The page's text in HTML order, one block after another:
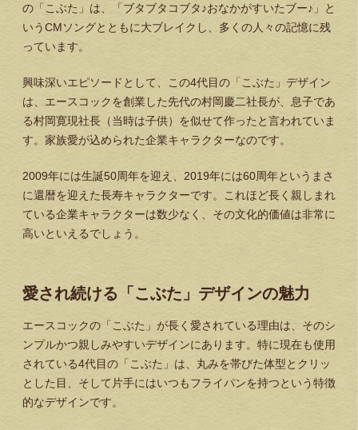
の「こぶた」は、「ブタブタコブタ♪おなかがすいたブー♪」と
いうCMソングとともに大ブレイクし、多くの人々の記憶に残
っています。
興味深いエピソードとして、この4代目の「こぶた」デザイン
は、エースコックを創業した先代の村岡慶二社長が、息子であ
る村岡寛現社長（当時は子供）を似せて作ったと言われていま
す。家族愛が込められた企業キャラクターなのです。
2009年には生誕50周年を迎え、2019年には60周年というまさ
に還暦を迎えた長寿キャラクターです。これほど長く親しまれ
ている企業キャラクターは数少なく、その文化的価値は非常に
高いといえるでしょう。
愛され続ける「こぶた」デザインの魅力
エースコックの「こぶた」が長く愛されている理由は、そのシ
ンプルかつ親しみやすいデザインにあります。特に現在も使用
されている4代目の「こぶた」は、丸みを帯びた体型とクリッ
とした目、そして片手にはいつもフライパンを持つという特徴
的なデザインです。